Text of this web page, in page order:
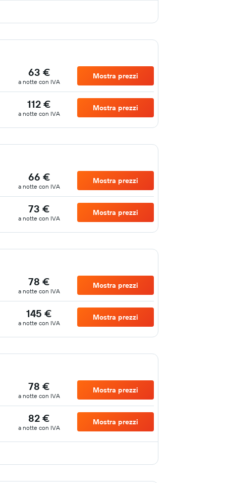
63 €
a notte con IVA
Mostra prezzi
112 €
a notte con IVA
Mostra prezzi
66 €
a notte con IVA
Mostra prezzi
73 €
a notte con IVA
Mostra prezzi
78 €
a notte con IVA
Mostra prezzi
145 €
a notte con IVA
Mostra prezzi
78 €
a notte con IVA
Mostra prezzi
82 €
a notte con IVA
Mostra prezzi